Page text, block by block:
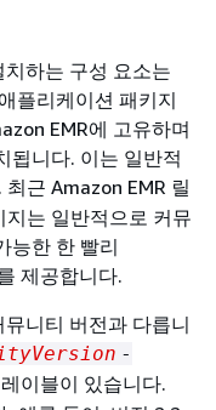
하는 구성 요소는
플리케이션 패키지
EMR에 고유하며
됩니다. 이는 일반적
최근 Amazon EMR 릴
는 일반적으로 커뮤
능한 한 빨리
제공합니다.
니티 버전과 다릅니
-
이블이 있습니다.